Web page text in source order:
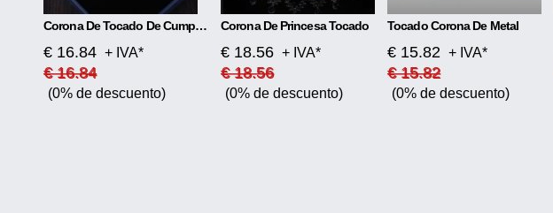
Corona De Tocado De Cumpleaños
€ 16.84 + IVA*
€ 16.84
(0% de descuento)
Corona De Princesa Tocado
€ 18.56 + IVA*
€ 18.56
(0% de descuento)
Tocado Corona De Metal
€ 15.82 + IVA*
€ 15.82
(0% de descuento)